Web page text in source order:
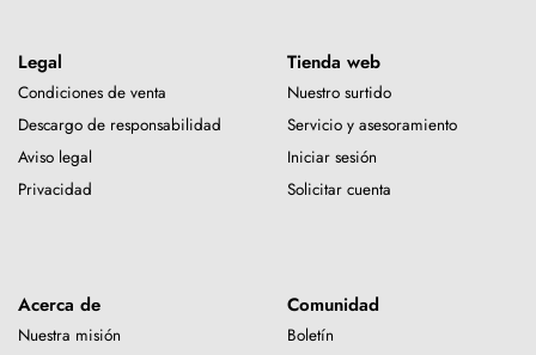
Legal
Condiciones de venta
Descargo de responsabilidad
Aviso legal
Privacidad
Tienda web
Nuestro surtido
Servicio y asesoramiento
Iniciar sesión
Solicitar cuenta
Acerca de
Nuestra misión
Comunidad
Boletín